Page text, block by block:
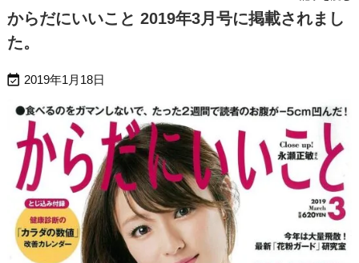
からだにいいこと 2019年3月号に掲載されまし
た。
 2019年1月18日